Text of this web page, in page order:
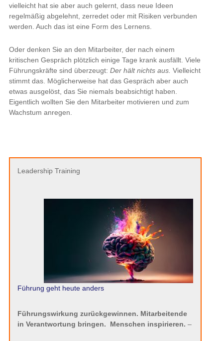
vielleicht hat sie aber auch gelernt, dass neue Ideen
regelmäßig abgelehnt, zerredet oder mit Risiken verbunden
werden. Auch das ist eine Form des Lernens.
Oder denken Sie an den Mitarbeiter, der nach einem
kritischen Gespräch plötzlich einige Tage krank ausfällt. Viele
Führungskräfte sind überzeugt: Der hält nichts aus. Vielleicht
stimmt das. Möglicherweise hat das Gespräch aber auch
etwas ausgelöst, das Sie niemals beabsichtigt haben.
Eigentlich wollten Sie den Mitarbeiter motivieren und zum
Wachstum anregen.
Leadership Training
Führung geht heute anders
Führungswirkung zurückgewinnen. Mitarbeitende
in Verantwortung bringen. Menschen inspirieren. –